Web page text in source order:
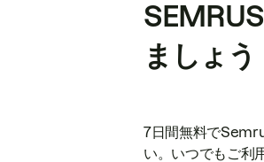
ましょう
7日間無料で
い。いつでもご利